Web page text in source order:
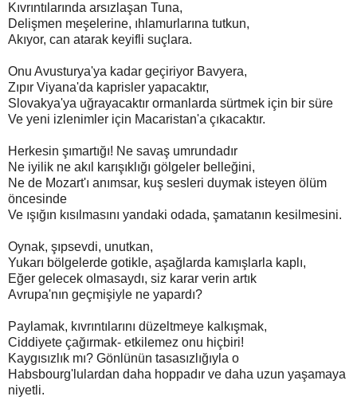
Kıvrıntılarında arsızlaşan Tuna,
Delişmen meşelerine, ıhlamurlarına tutkun,
Akıyor, can atarak keyifli suçlara.
Onu Avusturya'ya kadar geçiriyor Bavyera,
Zıpır Viyana'da kaprisler yapacaktır,
Slovakya'ya uğrayacaktır ormanlarda sürtmek için bir süre
Ve yeni izlenimler için Macaristan'a çıkacaktır.
Herkesin şımartığı! Ne savaş umrundadır
Ne iyilik ne akıl karışıklığı gölgeler belleğini,
Ne de Mozart'ı anımsar, kuş sesleri duymak isteyen ölüm
öncesinde
Ve ışığın kısılmasını yandaki odada, şamatanın kesilmesini.
Oynak, şıpsevdi, unutkan,
Yukarı bölgelerde gotikle, aşağlarda kamışlarla kaplı,
Eğer gelecek olmasaydı, siz karar verin artık
Avrupa'nın geçmişiyle ne yapardı?
Paylamak, kıvrıntılarını düzeltmeye kalkışmak,
Ciddiyete çağırmak- etkilemez onu hiçbiri!
Kaygısızlık mı? Gönlünün tasasızlığıyla o
Habsbourg'lulardan daha hoppadır ve daha uzun yaşamaya
niyetli.